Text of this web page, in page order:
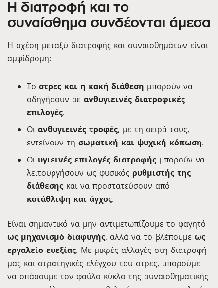
Η διατροφή και το
συναίσθημα συνδέονται άμεσα
Η σχέση μεταξύ διατροφής και συναισθημάτων είναι
αμφίδρομη:
Το στρες και η κακή διάθεση μπορούν να
οδηγήσουν σε ανθυγιεινές διατροφικές
επιλογές.
Οι ανθυγιεινές τροφές, με τη σειρά τους,
εντείνουν τη σωματική και ψυχική κόπωση.
Οι υγιεινές επιλογές διατροφής μπορούν να
λειτουργήσουν ως φυσικός ρυθμιστής της
διάθεσης και να προστατεύσουν από
κατάθλιψη και άγχος.
Είναι σημαντικό να μην αντιμετωπίζουμε το φαγητό
ως μηχανισμό διαφυγής, αλλά να το βλέπουμε ως
εργαλείο ευεξίας. Με μικρές αλλαγές στη διατροφή
μας και στρατηγικές ελέγχου του στρες, μπορούμε
να σπάσουμε τον φαύλο κύκλο της συναισθηματικής